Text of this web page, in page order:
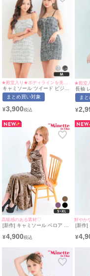
ケアの行き届いた滑らかな肌
お客様を瞬時に虜にする隙の
都会的で凛とした「いい女」
身にまとい、
計算された肌魅せで夜の主役の
★殿堂入り★ボディラインを美しく魅せる万能ドレス♡
キャミソール ツイード ビジュ
ー Luvique (あおぽん・れいた
ぴ着用/Mサイズ対応) |
まとめ買い対象
¥3,900
長袖
ミニ
サイ
ま
¥
高級感のある素材♡
[新作] キャミソール ベロア シ
ングドレス (ねおん着用/S~XL
サイズ対応) | myMinette/マイ
¥4,900
鮮やか
[新作]
(みの
¥